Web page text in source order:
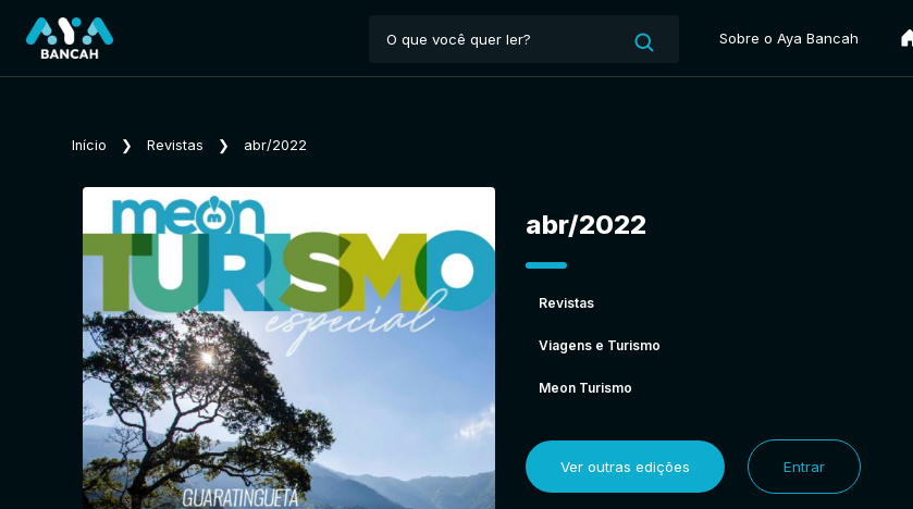
Sobre o Aya Bancah
Início ❯ Revistas ❯ abr/2022
abr/2022
Revistas
Viagens e Turismo
Meon Turismo
Ver outras edições Entrar